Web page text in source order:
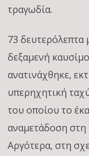
τραγωδία.
73 δευτερόλεπτα
δεξαμενή
ανατινάχθηκε,
υπερηχητική
του οποίου το
αναμετάδοση στη
Αργότερα, στη